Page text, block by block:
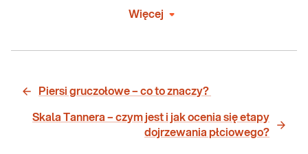
Więcej
Piersi gruczołowe – co to znaczy?
Skala Tannera – czym jest i jak ocenia się etapy
dojrzewania płciowego?